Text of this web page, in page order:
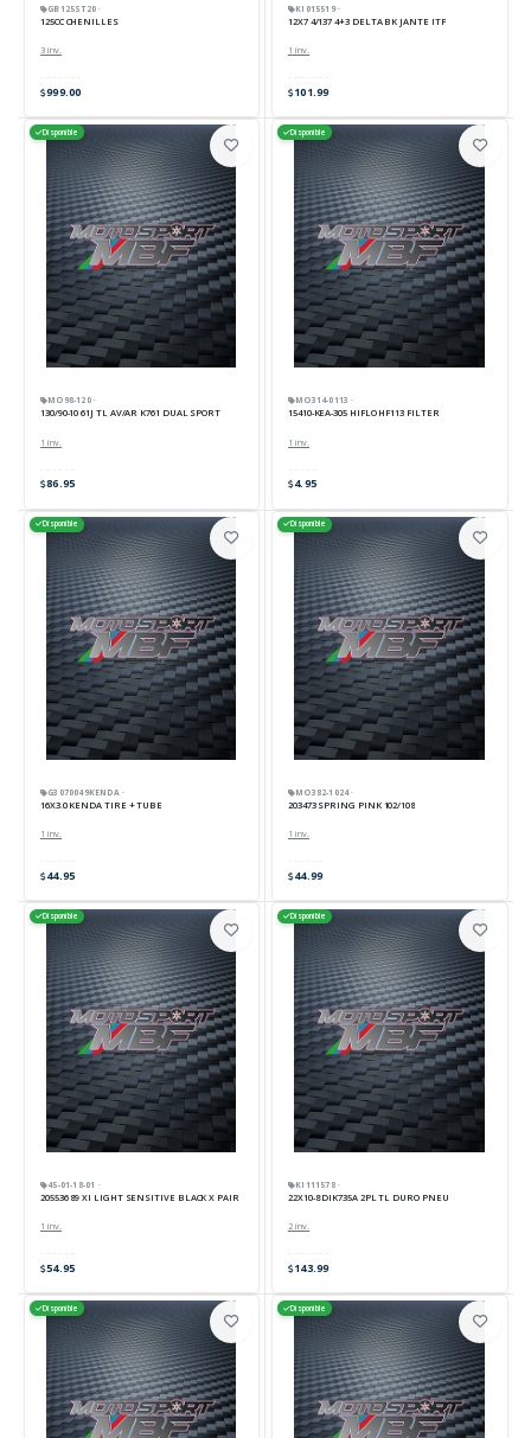
GB125ST20 ·
125CC CHENILLES
3 inv.
999.00
KI015519 ·
12X7 4/137 4+3 DELTA BK JANTE ITP
1 inv.
101.99
Disponible
MO98-120 ·
130/90-10 61J TL AV/AR K761 DUAL SPORT
1 inv.
86.95
Disponible
MO314-0113 ·
15410-KEA-305 HIFLO HF113 FILTER
1 inv.
4.95
Disponible
G3070049KENDA ·
16X3.0 KENDA TIRE + TUBE
1 inv.
44.95
Disponible
MO382-1024 ·
203473 SPRING PINK 102/108
1 inv.
44.99
Disponible
45-01-18-01 ·
205536 89 XI LIGHT SENSITIVE BLACK X PAIR
1 inv.
54.95
Disponible
KI111578 ·
22X10-8 DIK735A 2PL TL DURO PNEU
2 inv.
143.99
Disponible Disponible